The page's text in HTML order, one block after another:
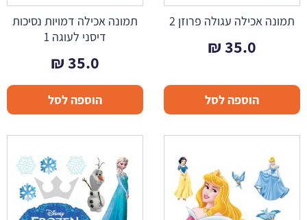
תמונה אכילה עגולה פרוזן 2
35.0
₪
הוספה לסל
תמונה אכילה דמויות נסיכות
דיסני לעוגה 1
35.0
₪
הוספה לסל